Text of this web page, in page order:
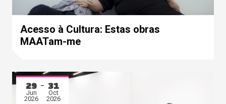
Acesso à Cultura: Estas obras
MAATam-me
29
Jun
2026
31
Oct
2026